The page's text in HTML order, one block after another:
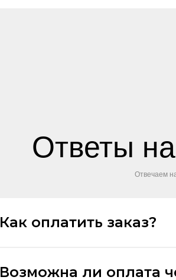
Ответы
Отвечаем
Как оплатить заказ?
Возможна ли оплата